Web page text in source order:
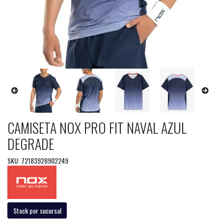
CAMISETA NOX PRO FIT NAVAL AZUL
DEGRADE
SKU: 72183928902249
Stock por sucursal